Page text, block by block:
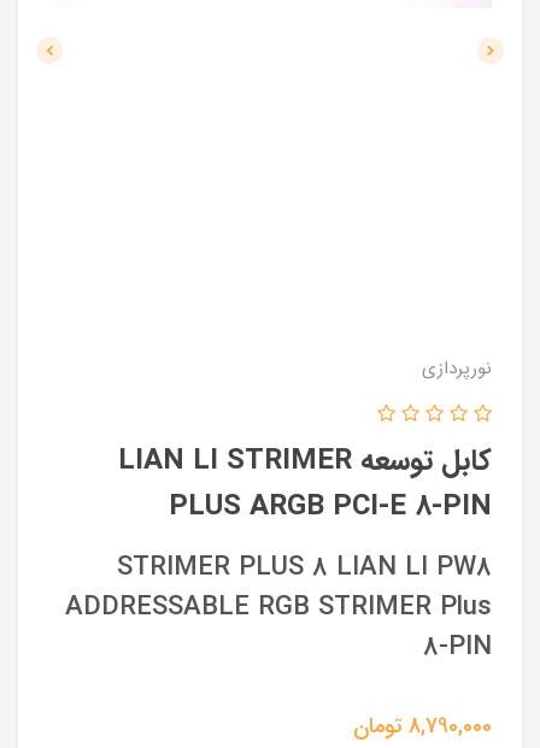
نورپردازی
کابل توسعه LIAN LI STRIMER
PLUS ARGB PCI-E 8-PIN
STRIMER PLUS 8 LIAN LI PW8
ADDRESSABLE RGB STRIMER Plus
8-PIN
8,790,000تومان